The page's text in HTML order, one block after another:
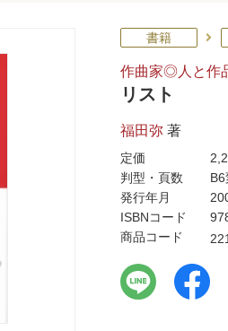
書籍
作曲家◎人と作
リスト
福田弥 著
定価
判型・頁数
発行年月
ISBNコード
商品コード